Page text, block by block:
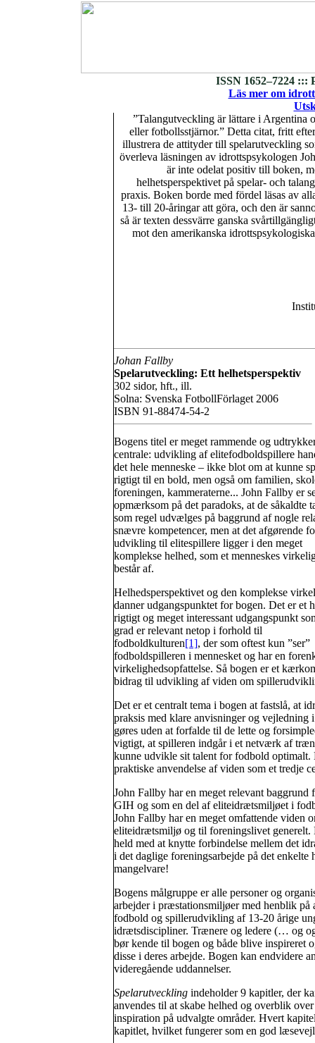
ISSN 1652–7224 :::
Läs mer om
”Talangutveckling är lättare i Argentina
eller fotbollsstjärnor.” Detta citat, fritt
illustrera de attityder till spelarutveckling
överleva läsningen av idrottspsykologen
är inte odelat positiv till boken,
helhetsperspektivet på spelar- och
praxis. Boken borde med fördel läsas av
13- till 20-åringar att göra, och den är
så är texten dessvärre ganska
mot den amerikanska
Johan Fallby
Spelarutveckling: Ett helhetsperspektiv
302 sidor, hft., ill.
Solna: Svenska FotbollFörlaget 2006
ISBN 91-88474-54-2
Bogens titel er meget rammende og
centrale: udvikling af elitefodboldspillere
det hele menneske – ikke blot om at kunne
rigtigt til en bold, men også om familien,
foreningen, kammeraterne... John Fallby er
opmærksom på det paradoks, at de såkaldte
som regel udvælges på baggrund af nogle
snævre kompetencer, men at det afgørende
udvikling til elitespillere ligger i den meget
komplekse helhed, som et menneskes
består af.
Helhedsperspektivet og den komplekse
danner udgangspunktet for bogen. Det er et
rigtigt og meget interessant udgangspunkt
grad er relevant netop i forhold til
fodboldkulturen[1], der som oftest kun ”ser”
fodboldspilleren i mennesket og har en
virkelighedsopfattelse. Så bogen er et
bidrag til udvikling af viden om
Det er et centralt tema i bogen at fastslå, at
praksis med klare anvisninger og
gøres uden at forfalde til de lette og
vigtigt, at spilleren indgår i et netværk af
kunne udvikle sit talent for fodbold optimalt.
praktiske anvendelse af viden som et tredje
John Fallby har en meget relevant
GIH og som en del af eliteidrætsmiljøet i
John Fallby har en meget omfattende
eliteidrætsmiljø og til foreningslivet generelt.
held med at knytte forbindelse mellem det
i det daglige foreningsarbejde på det
mangelvare!
Bogens målgruppe er alle personer og
arbejder i præstationsmiljøer med henblik
fodbold og spillerudvikling af 13-20 årige
idrætsdiscipliner. Trænere og ledere (… og
bør kende til bogen og både blive inspireret
disse i deres arbejde. Bogen kan endvidere
videregående uddannelser.
Spelarutveckling indeholder 9 kapitler, der
anvendes til at skabe helhed og overblik
inspiration på udvalgte områder. Hvert
kapitlet, hvilket fungerer som en god